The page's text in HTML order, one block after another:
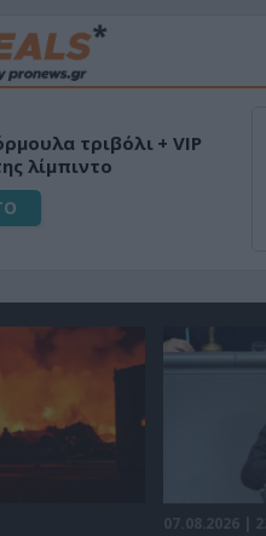
HAPI END: 100%
για άνδρες!
07.08.2026 |